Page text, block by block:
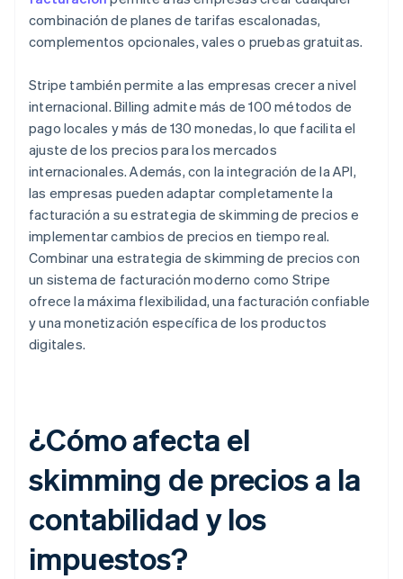
combinación de planes de tarifas escalonadas,
complementos opcionales, vales o pruebas gratuitas.
Stripe también permite a las empresas crecer a nivel
internacional. Billing admite más de 100 métodos de
pago locales y más de 130 monedas, lo que facilita el
ajuste de los precios para los mercados
internacionales. Además, con la integración de la API,
las empresas pueden adaptar completamente la
facturación a su estrategia de skimming de precios e
implementar cambios de precios en tiempo real.
Combinar una estrategia de skimming de precios con
un sistema de facturación moderno como Stripe
ofrece la máxima flexibilidad, una facturación confiable
y una monetización específica de los productos
digitales.
¿Cómo afecta el
skimming de precios a la
contabilidad y los
impuestos?